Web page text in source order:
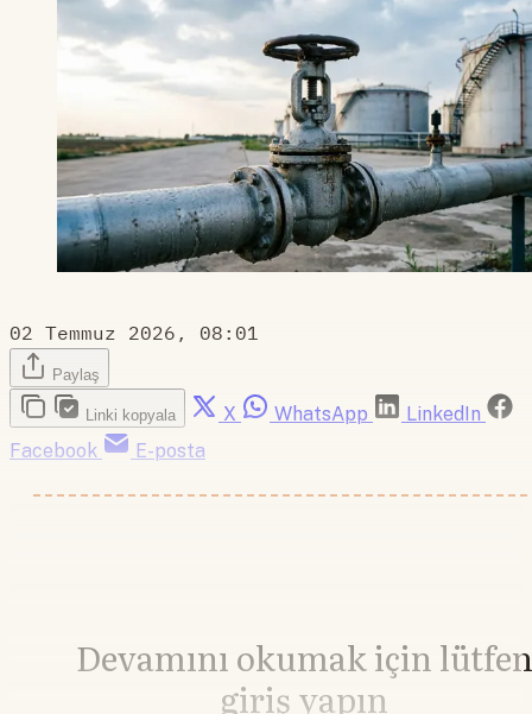
02 Temmuz 2026, 08:01
Paylaş
Linki kopyala X WhatsApp
LinkedIn
Facebook
E-posta
Devamını okumak için lütfen
giriş yapın